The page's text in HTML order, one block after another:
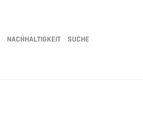
NACHHALTIGKEIT SUCHE